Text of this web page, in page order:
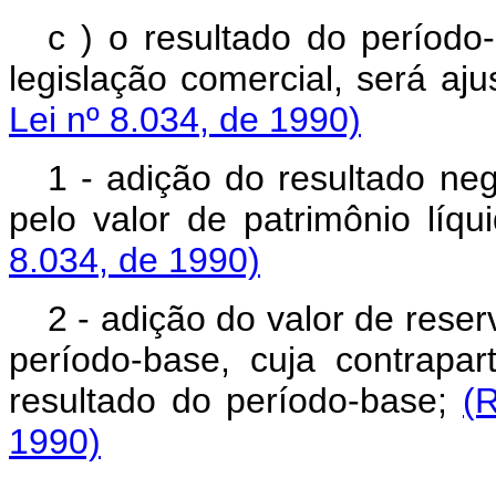
c ) o resultado do
legislação comercial, será
Lei nº 8.034, de 1990)
1 - adição do resultado
pelo valor de patrimônio
8.034, de 1990)
2 - adição do valor de
período-base, cuja
resultado do período-base;
1990)